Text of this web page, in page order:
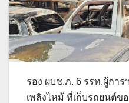
รอง ผบช.ภ. 6 รรท.ผู้การ
เพลิงไหม้ ที่เก็บรถยนต์ข